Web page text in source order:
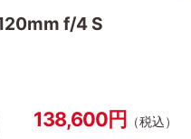
f/4 S
138,600円
（税込）